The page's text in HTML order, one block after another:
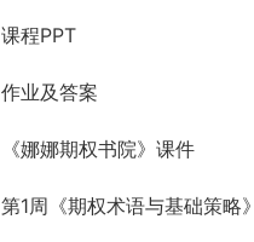
课程PPT
作业及答案
《娜娜期权书院》课件
第1周《期权术语与基础策略